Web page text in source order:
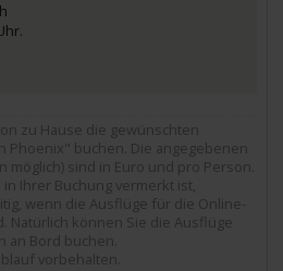
zu Hause die gewünschten
Phoenix" buchen. Die angegebenen
möglich) sind in Euro und pro Person.
Ihrer Buchung vermerkt ist,
wenn die Ausflüge für die Online-
Natürlich können Sie die Ausflüge
an Bord buchen.
vorbehalten.